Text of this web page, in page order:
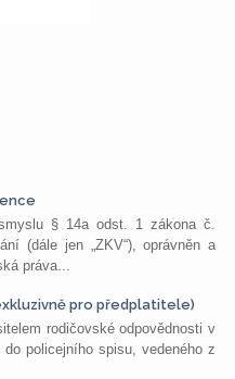
§ 14a odst. 1 zákona č.
(dále jen „ZKV“), oprávněn a
práva...
pro předplatitele)
rodičovské odpovědnosti v
policejního spisu, vedeného z